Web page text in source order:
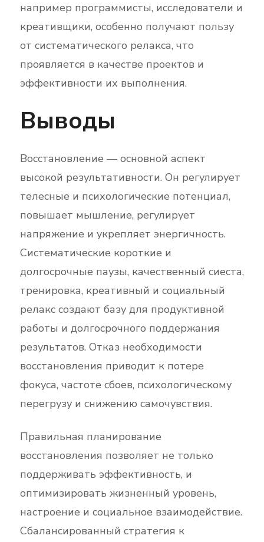
например программисты, исследователи и
креативщики, особенно получают пользу
от систематического релакса, что
проявляется в качестве проектов и
эффективности их выполнения.
Выводы
Восстановление — основной аспект
высокой результативности. Он регулирует
телесные и психологические потенциал,
повышает мышление, регулирует
напряжение и укрепляет энергичность.
Систематические короткие и
долгосрочные паузы, качественный сиеста,
тренировка, креативный и социальный
релакс создают базу для продуктивной
работы и долгосрочного поддержания
результатов. Отказ необходимости
восстановления приводит к потере
фокуса, частоте сбоев, психологическому
перегрузу и снижению самочувствия.
Правильная планирование
восстановления позволяет не только
поддерживать эффективность, и
оптимизировать жизненный уровень,
настроение и социальное взаимодействие.
Сбалансированный стратегия к